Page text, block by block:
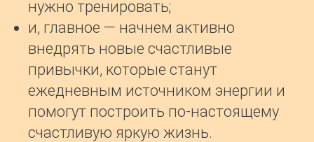
нужно тренировать;
и, главное — начнем активно
внедрять новые счастливые
привычки, которые станут
ежедневным источником энергии и
помогут построить по-настоящему
счастливую яркую жизнь.